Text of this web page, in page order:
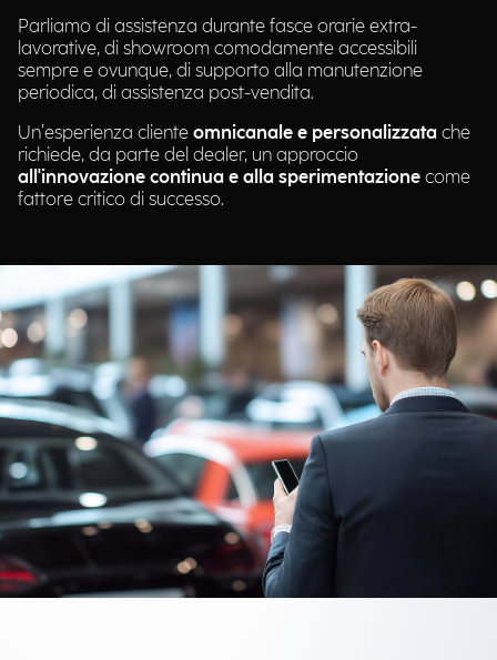
Parliamo di assistenza durante fasce orarie extra-
lavorative, di showroom comodamente accessibili
sempre e ovunque, di supporto alla manutenzione
periodica, di assistenza post-vendita.
Un’esperienza cliente omnicanale e personalizzata che
richiede, da parte del dealer, un approccio
all'innovazione continua e alla sperimentazione come
fattore critico di successo.